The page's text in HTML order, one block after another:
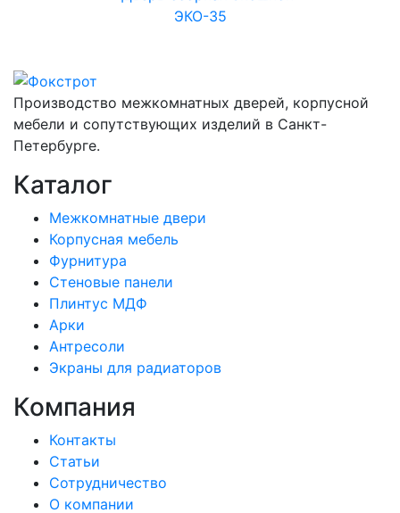
ЭКО-35
Производство межкомнатных дверей, корпусной
мебели и сопутствующих изделий в Санкт-
Петербурге.
Каталог
Межкомнатные двери
Корпусная мебель
Фурнитура
Стеновые панели
Плинтус МДФ
Арки
Антресоли
Экраны для радиаторов
Компания
Контакты
Статьи
Сотрудничество
О компании